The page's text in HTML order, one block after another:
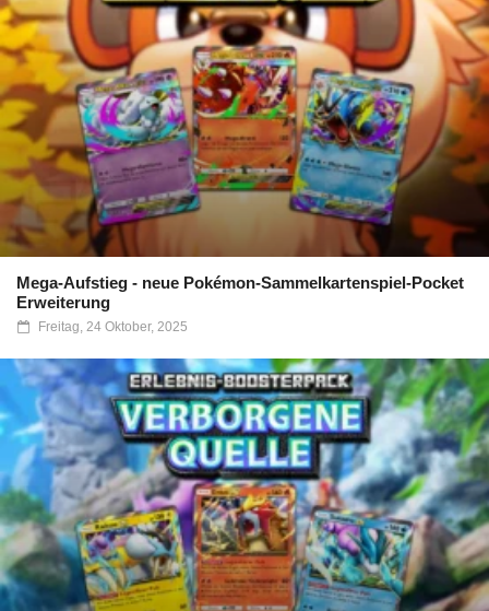
Mega-Aufstieg - neue Pokémon-Sammelkartenspiel-Pocket
Erweiterung
Freitag, 24 Oktober, 2025